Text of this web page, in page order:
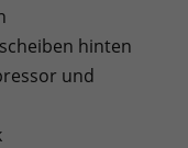
hinten
und